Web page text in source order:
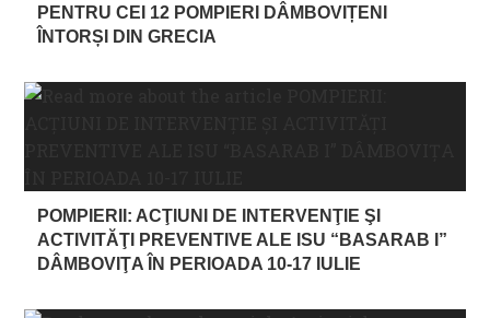
PENTRU CEI 12 POMPIERI DÂMBOVIȚENI
ÎNTORȘI DIN GRECIA
POMPIERII: ACŢIUNI DE INTERVENŢIE ŞI
ACTIVITĂŢI PREVENTIVE ALE ISU “BASARAB I”
DÂMBOVIŢA ÎN PERIOADA 10-17 IULIE